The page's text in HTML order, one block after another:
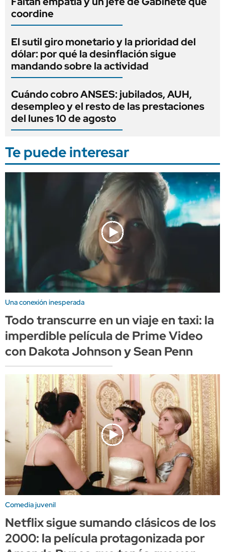
coordine
El sutil giro monetario y la prioridad del
dólar: por qué la desinflación sigue
mandando sobre la actividad
Cuándo cobro ANSES: jubilados, AUH,
desempleo y el resto de las prestaciones
del lunes 10 de agosto
Te puede interesar
Una conexión inesperada
Todo transcurre en un viaje en taxi: la
imperdible película de Prime Video
con Dakota Johnson y Sean Penn
Comedia juvenil
Netflix sigue sumando clásicos de los
2000: la película protagonizada por